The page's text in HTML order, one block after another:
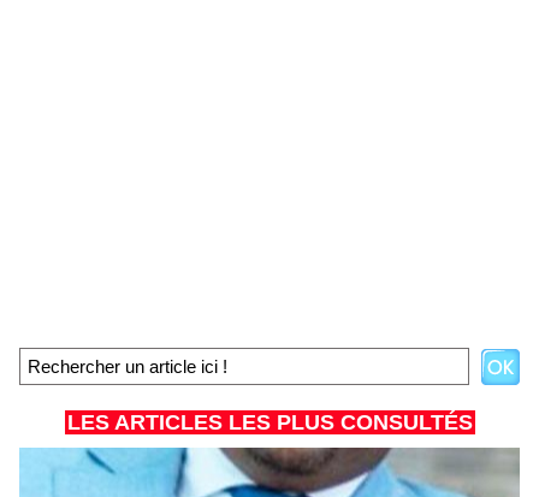
LES ARTICLES LES PLUS CONSULTÉS